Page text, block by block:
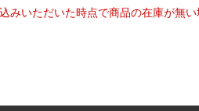
いただいた時点で商品の在庫が無い